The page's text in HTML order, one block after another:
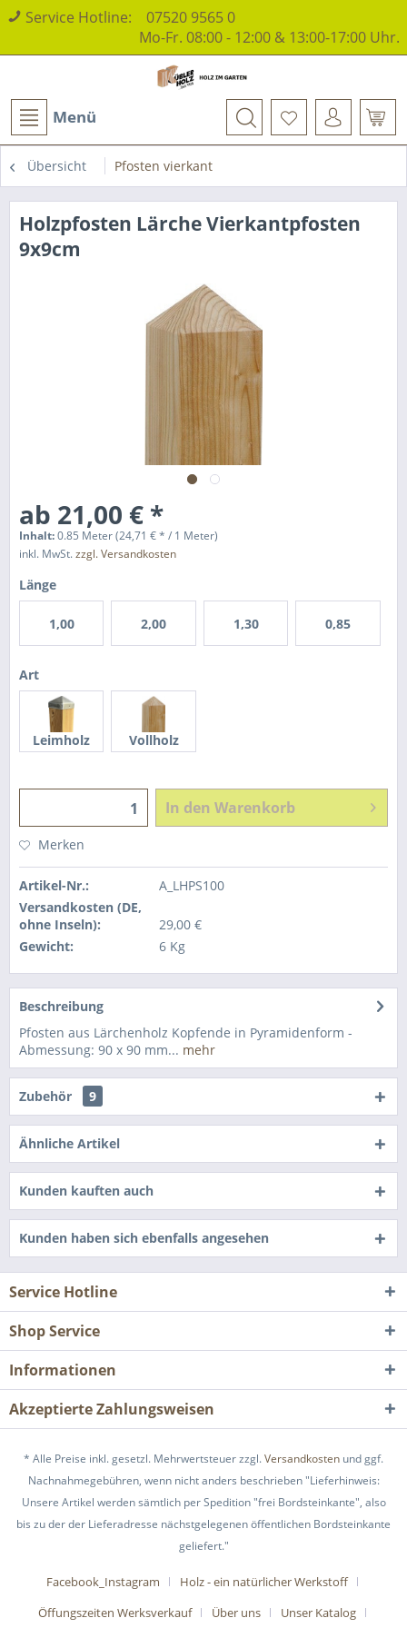
Service Hotline: 07520 9565 0
Mo-Fr. 08:00 - 12:00 & 13:00-17:00 Uhr.
Menü
Übersicht Pfosten vierkant
Holzpfosten Lärche Vierkantpfosten
9x9cm
ab 21,00 € *
Inhalt:0.85 Meter (24,71 € * / 1 Meter)
inkl. MwSt.zzgl. Versandkosten
Länge
1,00 2,00 1,30 0,85
Art
Leimholz Vollholz
In den Warenkorb
Merken
Artikel-Nr.:
A_LHPS100
Versandkosten (DE,
ohne Inseln):
29,00 €
Gewicht:
6 Kg
Beschreibung
Pfosten aus Lärchenholz Kopfende in Pyramidenform -
Abmessung: 90 x 90 mm... mehr
Zubehör 9
Ähnliche Artikel
Kunden kauften auch
Kunden haben sich ebenfalls angesehen
Service Hotline
Shop Service
Informationen
Akzeptierte Zahlungsweisen
* Alle Preise inkl. gesetzl. Mehrwertsteuer zzgl.Versandkosten und ggf.
Nachnahmegebühren, wenn nicht anders beschrieben "Lieferhinweis:
Unsere Artikel werden sämtlich per Spedition "frei Bordsteinkante", also
bis zu der der Lieferadresse nächstgelegenen öffentlichen Bordsteinkante
geliefert."
Facebook_Instagram
Holz - ein natürlicher Werkstoff
Öffungszeiten Werksverkauf
Über uns Unser Katalog